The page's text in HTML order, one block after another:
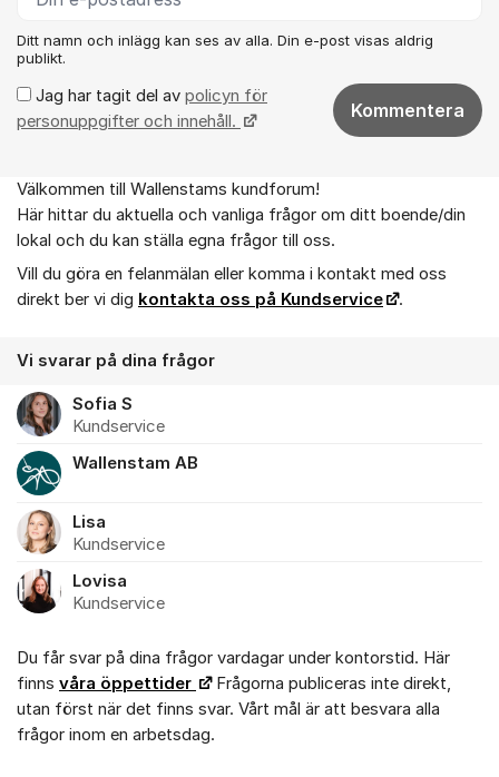
Ditt namn och inlägg kan ses av alla. Din e-post visas aldrig
publikt.
Jag har tagit del av policyn för
personuppgifter och innehåll.
Kommentera
Om forumet
Välkommen till Wallenstams kundforum!
Här hittar du aktuella och vanliga frågor om ditt boende/din
lokal och du kan ställa egna frågor till oss.
Vill du göra en felanmälan eller komma i kontakt med oss
direkt ber vi dig kontakta oss på Kundservice .
Vi svarar på dina frågor
Sofia S
Kundservice
Wallenstam AB
Lisa
Kundservice
Lovisa
Kundservice
Du får svar på dina frågor vardagar under kontorstid. Här
finns våra öppettider
Frågorna publiceras inte direkt,
utan först när det finns svar. Vårt mål är att besvara alla
frågor inom en arbetsdag.